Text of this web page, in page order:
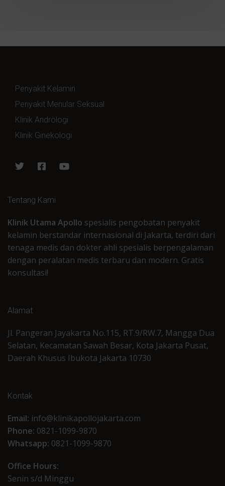
Penyakit Kelamin
Penyakit Menular Seksual
Klinik Andrologi
Klinik Ginekologi
Tentang Kami
Klinik Utama Apollo spesialis pengobatan penyakit
kelamin berstandar internasional di Jakarta, terdiri dari
tenaga medis dan dokter ahli spesialis berpengalaman
dengan peralatan medis terbaru dan modern. Gratis
konsultasi!
Alamat
Jl. Pangeran Jayakarta No.115, RT.9/RW.7, Mangga Dua
Selatan, Kecamatan Sawah Besar, Kota Jakarta Pusat,
Daerah Khusus Ibukota Jakarta 10730
Kontak
Email: info@klinikapollojakarta.com
Phone: 0821-1099-9870
Whatsapp: 0821-1099-9870
Office Hours:
Senin s/d Minggu